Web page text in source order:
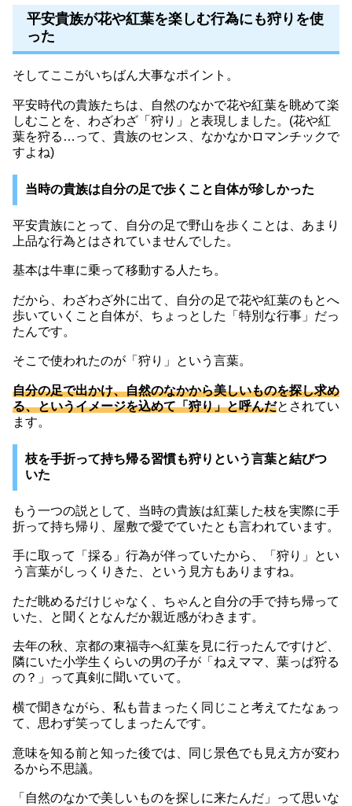
平安貴族が花や紅葉を楽しむ行為にも狩りを使
った
そしてここがいちばん大事なポイント。
平安時代の貴族たちは、自然のなかで花や紅葉を眺めて楽
しむことを、わざわざ「狩り」と表現しました。(花や紅
葉を狩る…って、貴族のセンス、なかなかロマンチックで
すよね)
当時の貴族は自分の足で歩くこと自体が珍しかった
平安貴族にとって、自分の足で野山を歩くことは、あまり
上品な行為とはされていませんでした。
基本は牛車に乗って移動する人たち。
だから、わざわざ外に出て、自分の足で花や紅葉のもとへ
歩いていくこと自体が、ちょっとした「特別な行事」だっ
たんです。
そこで使われたのが「狩り」という言葉。
自分の足で出かけ、自然のなかから美しいものを探し求め
る、というイメージを込めて「狩り」と呼んだとされてい
ます。
枝を手折って持ち帰る習慣も狩りという言葉と結びつ
いた
もう一つの説として、当時の貴族は紅葉した枝を実際に手
折って持ち帰り、屋敷で愛でていたとも言われています。
手に取って「採る」行為が伴っていたから、「狩り」とい
う言葉がしっくりきた、という見方もありますね。
ただ眺めるだけじゃなく、ちゃんと自分の手で持ち帰って
いた、と聞くとなんだか親近感がわきます。
去年の秋、京都の東福寺へ紅葉を見に行ったんですけど、
隣にいた小学生くらいの男の子が「ねえママ、葉っぱ狩る
の？」って真剣に聞いていて。
横で聞きながら、私も昔まったく同じこと考えてたなぁっ
て、思わず笑ってしまったんです。
意味を知る前と知った後では、同じ景色でも見え方が変わ
るから不思議。
「自然のなかで美しいものを探しに来たんだ」って思いな